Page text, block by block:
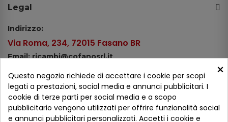
Legal
Indirizzo:
Via Roma, 234, 72015 Fasano BR
Email: ricambi@cofanosrl.it
Tel.: +39 080 44 13 478
WhatsApp: +39 334 98 51 100
×
Questo negozio richiede di accettare i cookie per scopi
legati a prestazioni, social media e annunci pubblicitari. I
cookie di terze parti per social media e a scopo
pubblicitario vengono utilizzati per offrire funzionalità social
e annunci pubblicitari personalizzati. Accetti i cookie e